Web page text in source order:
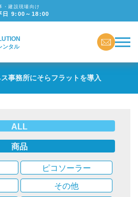
・建設現場向け
日 9:00～18:00
ンタル
事務所にそらフラットを導入
ALL
商品
ピコソーラー
その他